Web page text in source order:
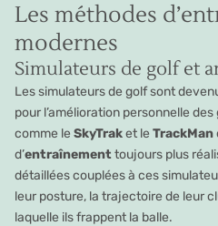
Les méthodes
modernes
Simulateurs de golf et
Les simulateurs de golf sont
pour l’amélioration personnelle
comme le SkyTraket le TrackMan
d’entraînementtoujours plus
détaillées couplées à ces
leur posture, la trajectoire de leur
laquelle ils frappent la balle.